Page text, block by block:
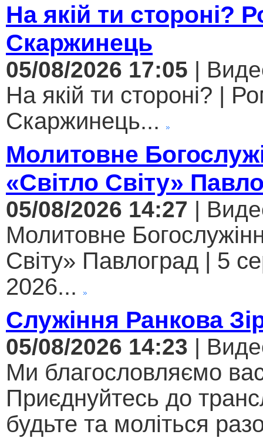
На якій ти стороні?
Скаржинець
05/08/2026 17:05 |
На якій ти стороні? |
Скаржинець...
Молитовне
«Світло Світу»
05/08/2026 14:27 |
Молитовне
Світу» Павлоград | 5
2026...
Служіння Ранкова
05/08/2026 14:23 |
Ми благословляємо
Приєднуйтесь до
будьте та моліться